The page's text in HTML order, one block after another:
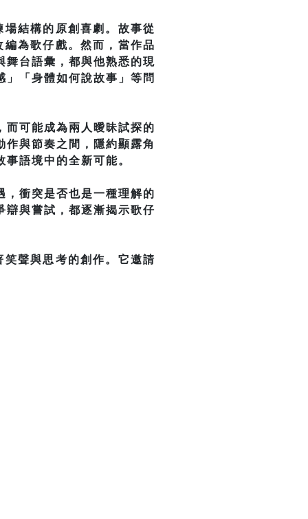
結構的原創喜劇。故事從
為歌仔戲。然而，當作品
台語彙，都與他熟悉的現
「身體如何說故事」等問
而可能成為兩人曖昧試探的
與節奏之間，隱約顯露角
語境中的全新可能。
，衝突是否也是一種理解的
辯與嘗試，都逐漸揭示歌仔
笑聲與思考的創作。它邀請